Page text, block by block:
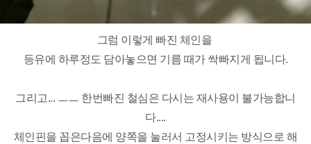
그럼 이렇게 빠진 체인을
등유에 하루정도 담아놓으면 기름 때가 싹빠지게 됩니다.
그리고... ㅡㅡ 한번빠진 철심은 다시는 재사용이 불가능합니
다....
체인핀을 꼽은다음에 양쪽을 눌러서 고정시키는 방식으로 해